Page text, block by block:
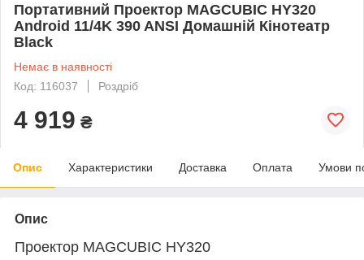
Портативний Проектор MAGCUBIC HY320
Android 11/4K 390 ANSI Домашній Кінотеатр
Black
Немає в наявності
Код: 116037
Роздріб
4 919 ₴
Опис Характеристики Доставка Оплата Умови
Опис
Проектор MAGCUBIC HY320